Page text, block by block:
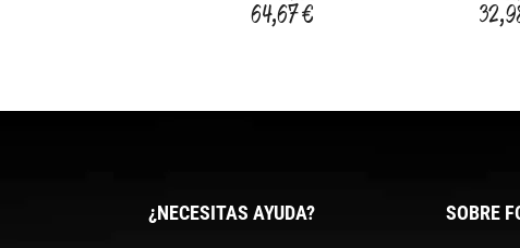
64,67 €
¿NECESITAS AYUDA? SOBRE